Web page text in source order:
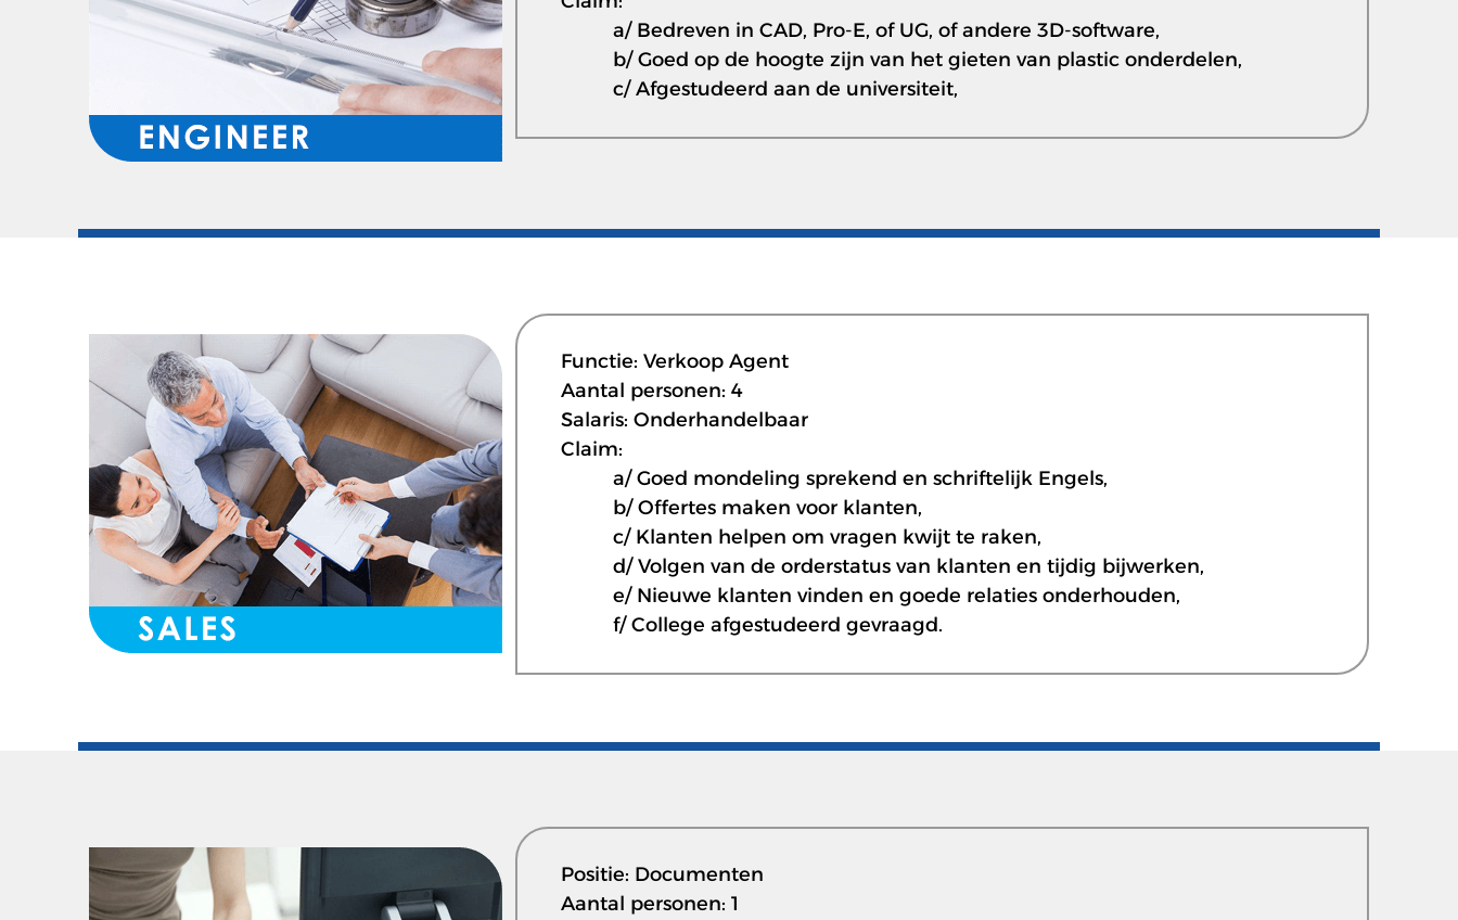
a/ Bedreven in CAD, Pro-E, of UG, of andere 3D-software,
b/ Goed op de hoogte zijn van het gieten van plastic onderdelen,
c/ Afgestudeerd aan de universiteit,
Functie: Verkoop Agent
Aantal personen: 4
Salaris: Onderhandelbaar
Claim:
a/ Goed mondeling sprekend en schriftelijk Engels,
b/ Offertes maken voor klanten,
c/ Klanten helpen om vragen kwijt te raken,
d/ Volgen van de orderstatus van klanten en tijdig bijwerken,
e/ Nieuwe klanten vinden en goede relaties onderhouden,
f/ College afgestudeerd gevraagd.
Positie: Documenten
Aantal personen: 1